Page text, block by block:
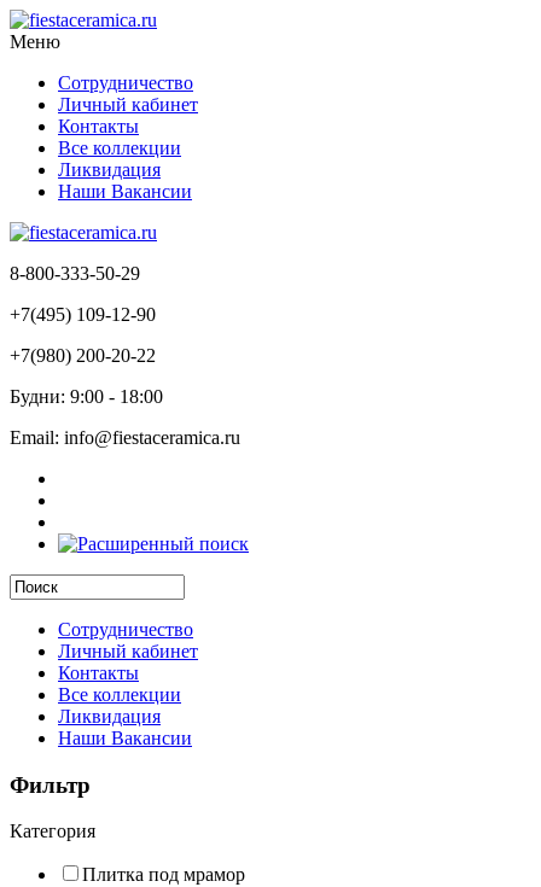
Меню
Сотрудничество
Личный кабинет
Контакты
Все коллекции
Ликвидация
Наши Вакансии
8-800-333-50-29
+7(495) 109-12-90
+7(980) 200-20-22
Будни: 9:00 - 18:00
Email: info@fiestaceramica.ru
Сотрудничество
Личный кабинет
Контакты
Все коллекции
Ликвидация
Наши Вакансии
Фильтр
Категория
Плитка под мрамор